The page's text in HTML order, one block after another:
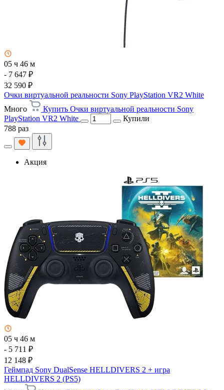
05 ч 46 м
- 7 647 ₽
32 590 ₽
Очки виртуальной реальности Sony PlayStation VR2 White
Много
Купить Очки виртуальной реальности Sony
PlayStation VR2 White
Купили
788 раз
Акция
05 ч 46 м
- 5 711 ₽
12 148 ₽
Геймпад Sony DualSense HELLDIVERS 2 + игра
HELLDIVERS 2 (PS5)